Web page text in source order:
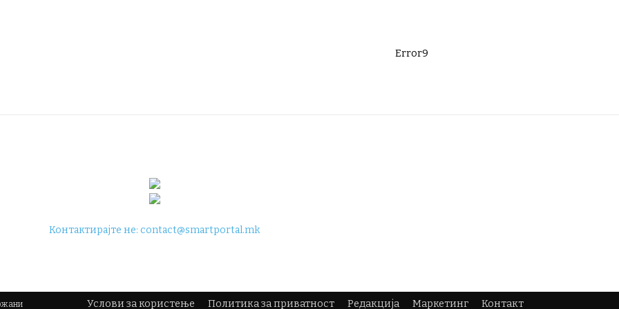
Error9
Контактирајте не:contact@smartportal.mk
Услови за користење Политика за приватност Редакција Маркетинг Контакт